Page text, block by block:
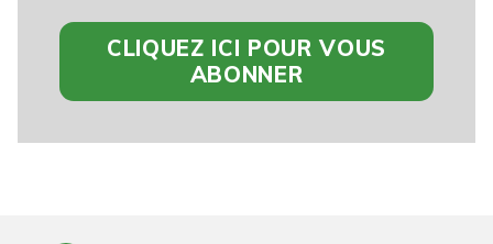
CLIQUEZ ICI POUR VOUS
ABONNER